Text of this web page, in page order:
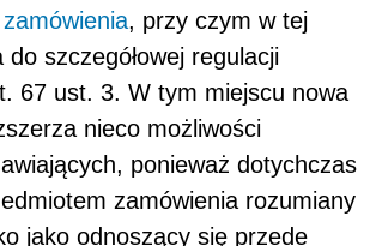
, przy czym w tej
do szczegółowej regulacji
67 ust. 3. W tym miejscu nowa
nieco możliwości
ponieważ dotychczas
zamówienia rozumiany
jako odnoszący się przede